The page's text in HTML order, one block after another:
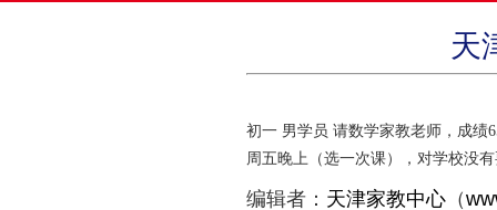
天
初一 男学员 请数学家教老师，成绩
周五晚上（选一次课），对学校没
编辑者： 天津家教中心 （